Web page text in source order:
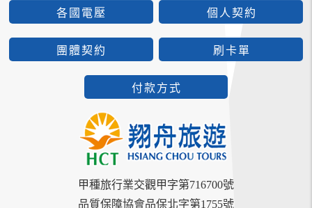
各國電壓 個人契約
團體契約 刷卡單
付款方式
甲種旅行業交觀甲字第716700號
品質保障協會品保北字第1755號